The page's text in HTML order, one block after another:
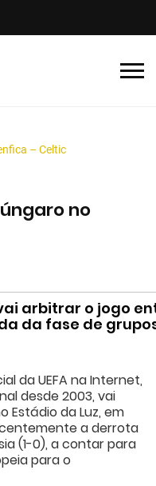
– Celtic
no
arbitrar o jogo
da fase de
da UEFA na Internet,
desde 2003, vai
da Luz, em
a derrota
(1-0), a contar para
para o